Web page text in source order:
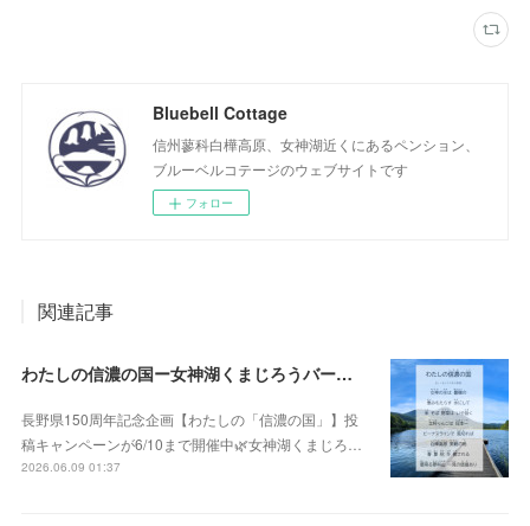
Bluebell Cottage
信州蓼科白樺高原、女神湖近くにあるペンション、
ブルーベルコテージのウェブサイトです
フォロー
関連記事
わたしの信濃の国ー女神湖くまじろうバージョン！🐻✨
長野県150周年記念企画【わたしの「信濃の国」】投
稿キャンペーンが6/10まで開催中🌿女神湖くまじろ…
2026.06.09 01:37